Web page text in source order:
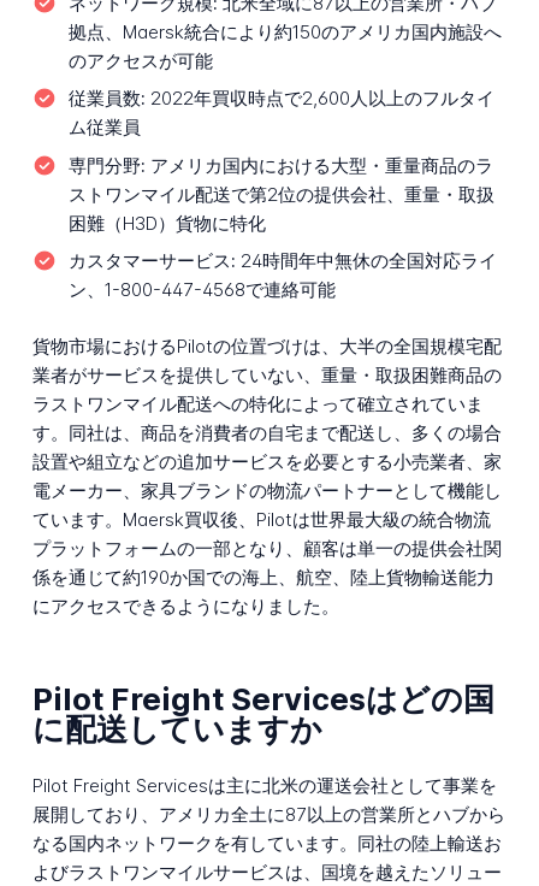
拠点、Maersk統合により約150のアメリカ国内施設へ
のアクセスが可能
従業員数: 2022年買収時点で2,600人以上のフルタイ
ム従業員
専門分野: アメリカ国内における大型・重量商品のラ
ストワンマイル配送で第2位の提供会社、重量・取扱
困難（H3D）貨物に特化
カスタマーサービス: 24時間年中無休の全国対応ライ
ン、1-800-447-4568で連絡可能
貨物市場におけるPilotの位置づけは、大半の全国規模宅配
業者がサービスを提供していない、重量・取扱困難商品の
ラストワンマイル配送への特化によって確立されていま
す。同社は、商品を消費者の自宅まで配送し、多くの場合
設置や組立などの追加サービスを必要とする小売業者、家
電メーカー、家具ブランドの物流パートナーとして機能し
ています。Maersk買収後、Pilotは世界最大級の統合物流
プラットフォームの一部となり、顧客は単一の提供会社関
係を通じて約190か国での海上、航空、陸上貨物輸送能力
にアクセスできるようになりました。
Pilot Freight Servicesはどの国
に配送していますか
Pilot Freight Servicesは主に北米の運送会社として事業を
展開しており、アメリカ全土に87以上の営業所とハブから
なる国内ネットワークを有しています。同社の陸上輸送お
よびラストワンマイルサービスは、国境を越えたソリュー